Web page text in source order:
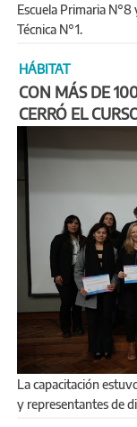
Escuela Primaria N°8
Técnica N°1.
HÁBITAT
CON MÁS DE
CERRÓ EL
La capacitación estuvo dirigida a equipos de gestión local, provincial
y representantes de